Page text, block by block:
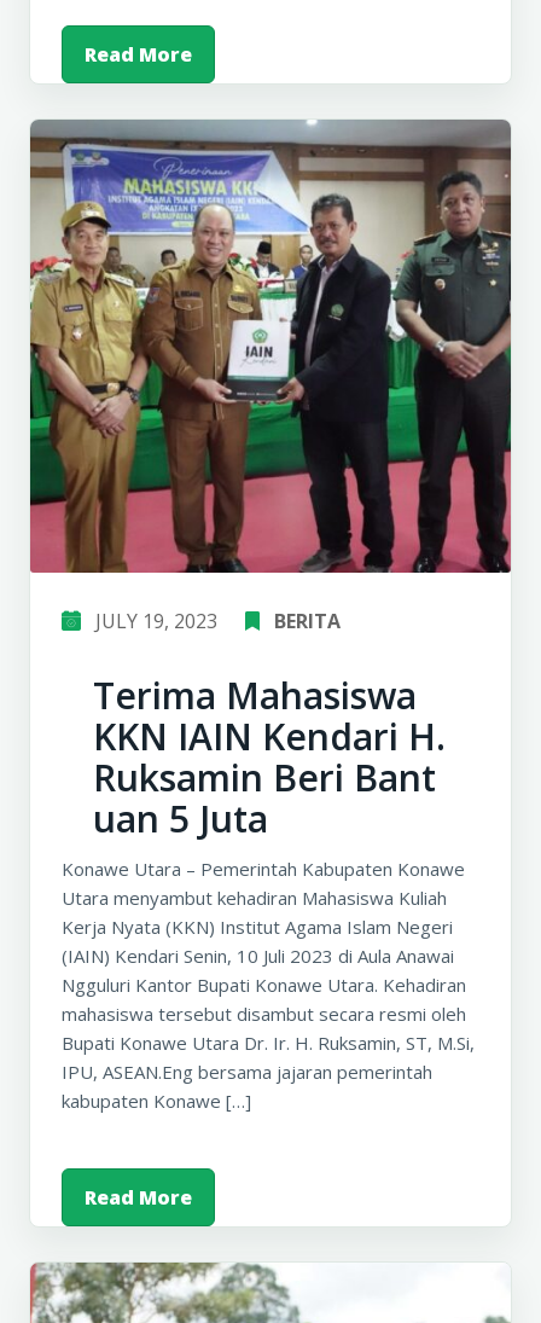
Read More
JULY 19, 2023 BERITA
Terima Mahasiswa
KKN IAIN Kendari H.
Ruksamin Beri Bant
uan 5 Juta
Konawe Utara – Pemerintah Kabupaten Konawe
Utara menyambut kehadiran Mahasiswa Kuliah
Kerja Nyata (KKN) Institut Agama Islam Negeri
(IAIN) Kendari Senin, 10 Juli 2023 di Aula Anawai
Ngguluri Kantor Bupati Konawe Utara. Kehadiran
mahasiswa tersebut disambut secara resmi oleh
Bupati Konawe Utara Dr. Ir. H. Ruksamin, ST, M.Si,
IPU, ASEAN.Eng bersama jajaran pemerintah
kabupaten Konawe […]
Read More